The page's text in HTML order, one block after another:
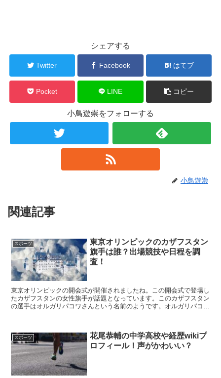
シェアする
Twitter Facebook はてブ
Pocket LINE コピー
小鳥遊崇をフォローする
小鳥遊崇
関連記事
スポーツ
東京オリンピックのカザフスタン
旗手は誰？出場競技や日程を調
査！
東京オリンピックの開会式が開催されましたね。この開会式で登場し
たカザフスタンの女性旗手が話題となっています。このカザフスタン
の選手はオルガリパコワさんという名前のようです。オルガリパコワ
スポーツ
花尾恭輔の中学高校や経歴wikiプ
ロフィール！声がかわいい？